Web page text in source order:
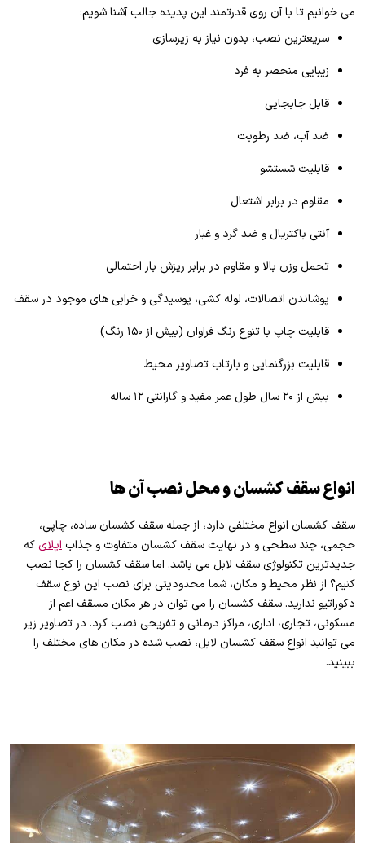
می خوانیم تا با آن روی قدرتمند این پدیده جالب آشنا شویم:
سریعترین نصب، بدون نیاز به زیرسازی
زیبایی منحصر به فرد
قابل جابجایی
ضد آب، ضد رطوبت
قابلیت شستشو
مقاوم در برابر اشتعال
آنتی باکتریال و ضد گرد و غبار
تحمل وزن بالا و مقاوم در برابر ریزش بار احتمالی
پوشاندن اتصالات، لوله کشی، پوسیدگی و خرابی­ های موجود در سقف
قابلیت چاپ با تنوع رنگ فراوان (بیش از ۱۵۰ رنگ)
قابلیت بزرگنمایی و بازتاب تصاویر محیط
بیش از ۲۰ سال طول عمر مفید و گارانتی ۱۲ ساله
انواع سقف کشسان و محل نصب آن ها
سقف کشسان انواع مختلفی دارد، از جمله سقف کشسان ساده، چاپی،
حجمی، چند سطحی و در نهایت سقف کشسان متفاوت و جذاب اپلایکه
جدیدترین تکنولوژی سقف لابل می باشد. اما سقف کشسان را کجا نصب
کنیم؟ از نظر محیط و مکان، شما محدودیتی برای نصب این نوع سقف
دکوراتیو ندارید. سقف کشسان را می توان در هر مکان مسقف اعم از
مسکونی، تجاری، اداری، مراکز درمانی و تفریحی نصب کرد. در تصاویر زیر
می توانید انواع سقف کشسان لابل، نصب شده در مکان های مختلف را
ببینید.